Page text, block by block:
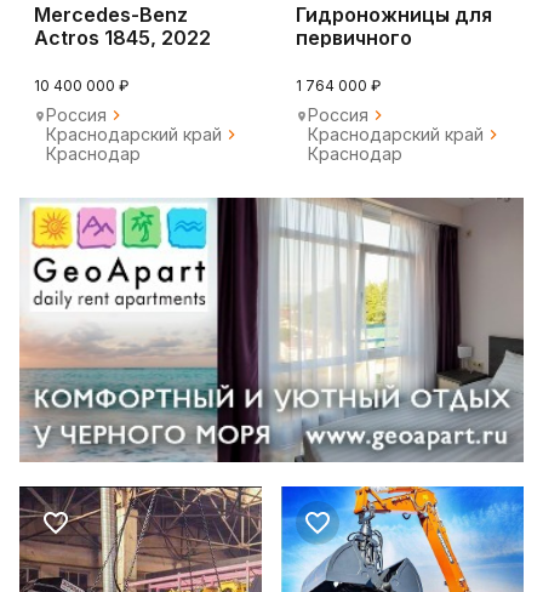
Mercedes-Benz
Actros 1845, 2022
10 400 000 ₽
Россия
Краснодарский край
Краснодар
Гидрoнoжницы для
пеpвичногo
FCS
1 764 000 ₽
Россия
Краснодарский край
Краснодар